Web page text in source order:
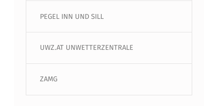
PEGEL INN UND SILL
UWZ.AT UNWETTERZENTRALE
ZAMG